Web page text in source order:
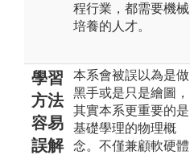
程行業，都需要機械
培養的人才。
學習
方法
容易
誤解
本系會被誤以為是做
黑手或是只是繪圖，
其實本系更重要的是
基礎學理的物理概
念。不僅兼顧軟硬體